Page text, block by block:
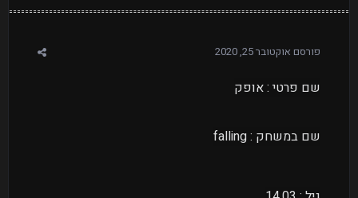
פורסם אוקטובר 25, 2020
שם פרטי : אופק
שם במשחק :